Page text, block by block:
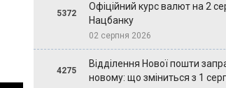
5372
Офіційний курс валют на 2
Нацбанку
02 серпня 2026
4275
Відділення Нової пошти
новому: що зміниться з 1